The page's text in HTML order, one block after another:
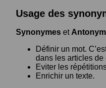
Usage des
Synonymes et
Définir un mot.
dans les articles de
Eviter les
Enrichir un texte.